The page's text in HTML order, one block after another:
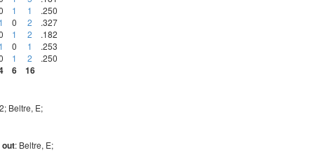
1 1
.250
1 0 2
.327
1 2
.182
1 0 1
.253
1 2 .250
6
16
Beltre, E;
out: Beltre, E;